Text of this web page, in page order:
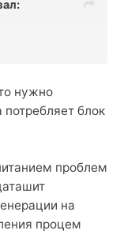
нужно
блок
проблем
на
процем